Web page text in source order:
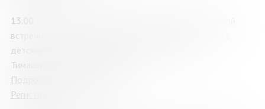
13.00
встречи с читателями: интерактивный мастер-класс с
детским писателем, педагогом Екатериной
Тимашпольской, (г. Москва), 6+
Подробнее о мероприятии
Регистрация